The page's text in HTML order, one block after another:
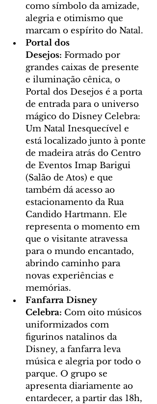
como símbolo da amizade,
alegria e otimismo que
marcam o espírito do Natal.
Portal dos
Desejos: Formado por
grandes caixas de presente
e iluminação cênica, o
Portal dos Desejos é a porta
de entrada para o universo
mágico do Disney Celebra:
Um Natal Inesquecível e
está localizado junto à ponte
de madeira atrás do Centro
de Eventos Imap Barigui
(Salão de Atos) e que
também dá acesso ao
estacionamento da Rua
Candido Hartmann. Ele
representa o momento em
que o visitante atravessa
para o mundo encantado,
abrindo caminho para
novas experiências e
memórias.
Fanfarra Disney
Celebra: Com oito músicos
uniformizados com
figurinos natalinos da
Disney, a fanfarra leva
música e alegria por todo o
parque. O grupo se
apresenta diariamente ao
entardecer, a partir das 18h,